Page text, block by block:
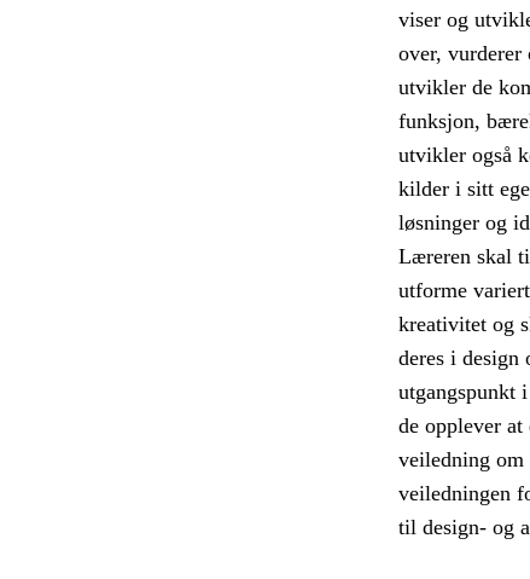
viser og
over,
utvikler de
funksjon,
utvikler også
kilder i sitt
løsninger og
Læreren skal
utforme
kreativitet og
deres i design
utgangspunkt
de opplever
veiledning
veiledningen
til design- og